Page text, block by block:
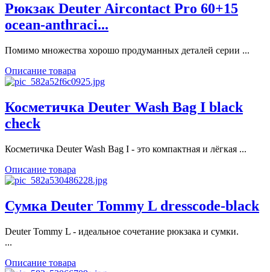
Рюкзак Deuter Aircontact Pro 60+15
ocean-anthraci...
Помимо множества хорошо продуманных деталей серии ...
Описание товара
Косметичка Deuter Wash Bag I black
check
Косметичка Deuter Wash Bag I - это компактная и лёгкая ...
Описание товара
Сумка Deuter Tommy L dresscode-black
Deuter Tommy L - идеальное сочетание рюкзака и сумки.
...
Описание товара